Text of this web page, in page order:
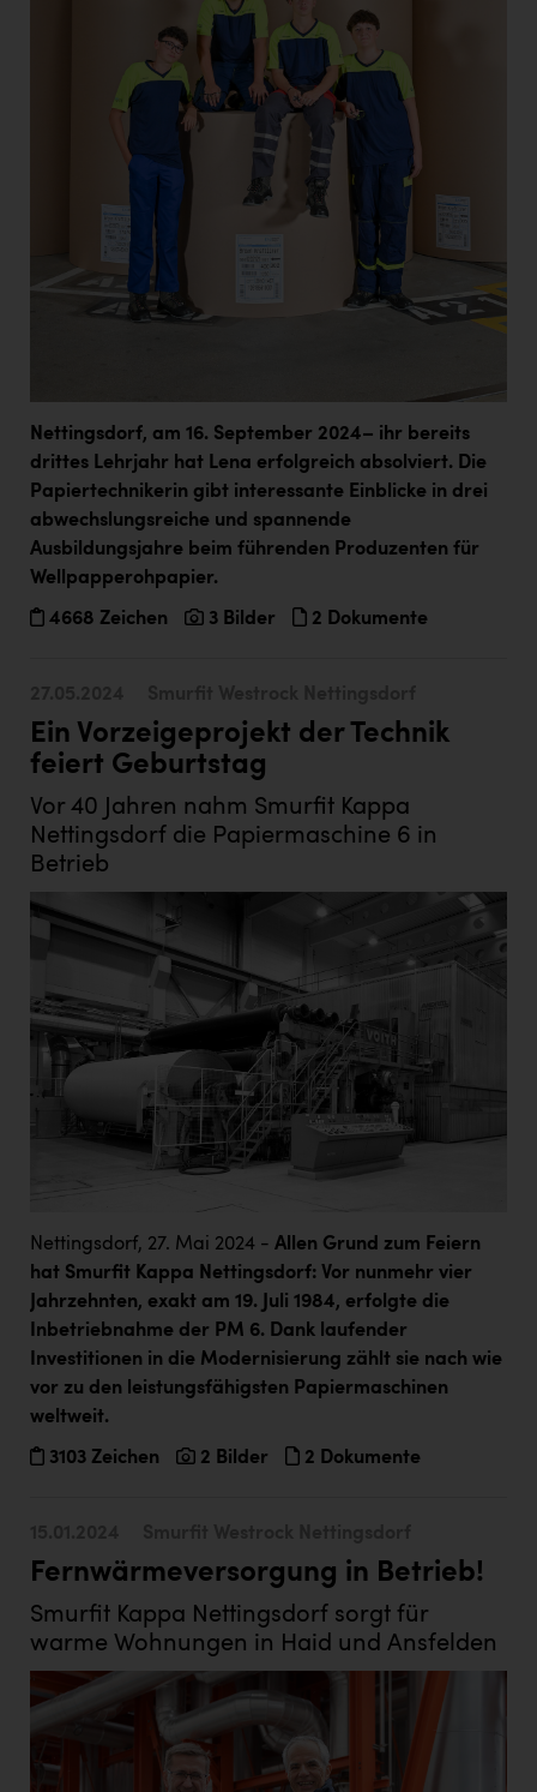
kunden basics
Nettingsdorf, am 16. September 2024– ihr bereits
drittes Lehrjahr hat Lena erfolgreich absolviert. Die
Papiertechnikerin gibt interessante Einblicke in drei
abwechslungsreiche und spannende
Ausbildungsjahre beim führenden Produzenten für
Wellpapperohpapier.
4668 Zeichen 3 Bilder 2 Dokumente
Ein Vorzeigeprojekt der Technik
feiert Geburtstag
Vor 40 Jahren nahm Smurfit Kappa
Nettingsdorf die Papiermaschine 6 in
Betrieb
Nettingsdorf, 27. Mai 2024 - Allen Grund zum Feiern
hat Smurfit Kappa Nettingsdorf: Vor nunmehr vier
Jahrzehnten, exakt am 19. Juli 1984, erfolgte die
Inbetriebnahme der PM 6. Dank laufender
Investitionen in die Modernisierung zählt sie nach wie
vor zu den leistungsfähigsten Papiermaschinen
weltweit.
3103 Zeichen 2 Bilder 2 Dokumente
Fernwärmeversorgung in Betrieb!
Smurfit Kappa Nettingsdorf sorgt für
warme Wohnungen in Haid und Ansfelden